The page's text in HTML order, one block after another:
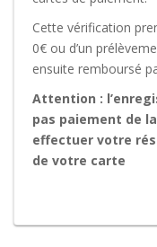
Cette vérification
0€ ou d’un
ensuite remboursé
Attention :
pas paiement de
effectuer votre
de votre carte